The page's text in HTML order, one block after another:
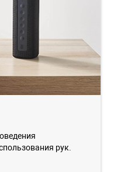
рук.